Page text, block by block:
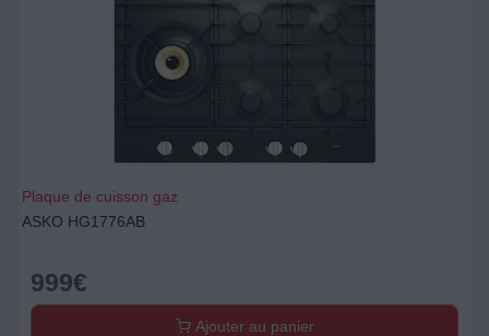
Plaque de cuisson gaz
ASKO HG1776AB
999€
Ajouter au panier